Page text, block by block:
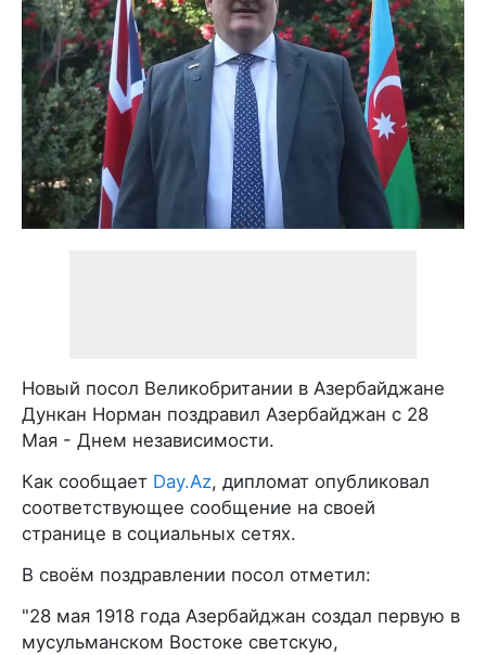
Новый посол Великобритании в Азербайджане
Дункан Норман поздравил Азербайджан с 28
Мая - Днем независимости.
Как сообщает Day.Az, дипломат опубликовал
соответствующее сообщение на своей
странице в социальных сетях.
В своём поздравлении посол отметил:
"28 мая 1918 года Азербайджан создал первую в
мусульманском Востоке светскую,